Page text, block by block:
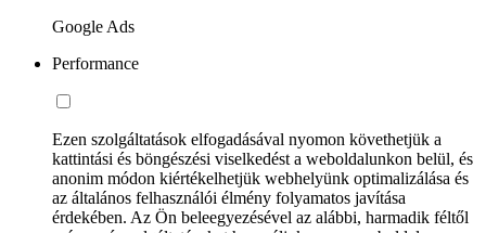
Google Ads
Performance
Ezen szolgáltatások elfogadásával nyomon követhetjük a
kattintási és böngészési viselkedést a weboldalunkon belül, és
anonim módon kiértékelhetjük webhelyünk optimalizálása és
az általános felhasználói élmény folyamatos javítása
érdekében. Az Ön beleegyezésével az alábbi, harmadik féltől